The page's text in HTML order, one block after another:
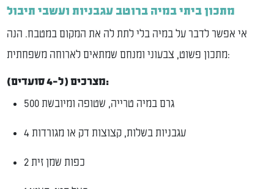
מתכון ביתי במיה ברוטב עגבניות ועשבי תיבול
אי אפשר לדבר על במיה בלי לתת לה את המקום במטבח. הנה
מתכון פשוט, צבעוני ומנחם שמתאים לארוחה משפחתית:
מצרכים (ל-4 סועדים):
500 גרם במיה טרייה, שטופה ומיובשת
4 עגבניות בשלות, קצוצות דק או מגורדות
2 כפות שמן זית